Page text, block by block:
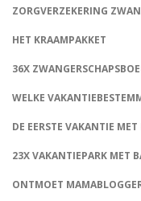
ZORGVERZEKERING
HET KRAAMPAKKET
36X
WELKE
DE EERSTE VAKANTIE MET
23X VAKANTIEPARK MET
ONTMOET